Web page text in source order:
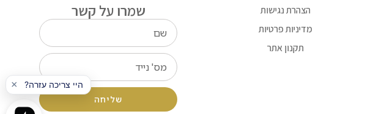
הצהרת נגישות
מדיניות פרטיות
תקנון אתר
שמרו על קשר
שליחה